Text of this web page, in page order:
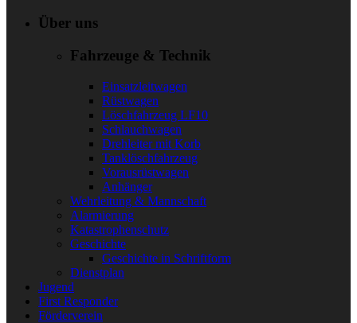
Über uns
Fahrzeuge & Technik
Einsatzleitwagen
Rüstwagen
Löschfahrzeug LF10
Schlauchwagen
Drehleiter mit Korb
Tanklöschfahrzeug
Vorausrüstwagen
Anhänger
Wehrleitung & Mannschaft
Alarmierung
Katastrophenschutz
Geschichte
Geschichte in Schriftform
Dienstplan
Jugend
First Responder
Förderverein